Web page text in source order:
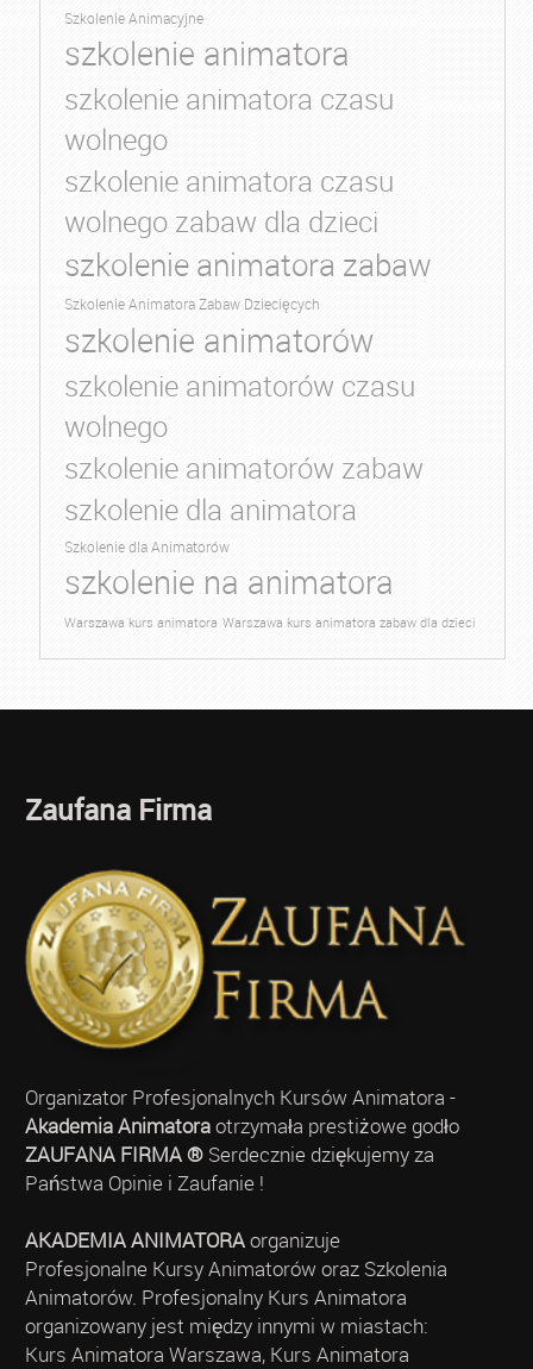
Szkolenie Animacyjne
szkolenie animatora
szkolenie animatora czasu
wolnego
szkolenie animatora czasu
wolnego zabaw dla dzieci
szkolenie animatora zabaw
Szkolenie Animatora Zabaw Dziecięcych
szkolenie animatorów
szkolenie animatorów czasu
wolnego
szkolenie animatorów zabaw
szkolenie dla animatora
Szkolenie dla Animatorów
szkolenie na animatora
Warszawa kurs animatora Warszawa kurs animatora zabaw dla dzieci
Zaufana Firma
Organizator Profesjonalnych Kursów Animatora -
Akademia Animatoraotrzymała prestiżowe godło
ZAUFANA FIRMA ®Serdecznie dziękujemy za
Państwa Opinie i Zaufanie !
AKADEMIA ANIMATORAorganizuje
Profesjonalne Kursy Animatorów oraz Szkolenia
Animatorów. Profesjonalny Kurs Animatora
organizowany jest między innymi w miastach:
Kurs Animatora Warszawa, Kurs Animatora